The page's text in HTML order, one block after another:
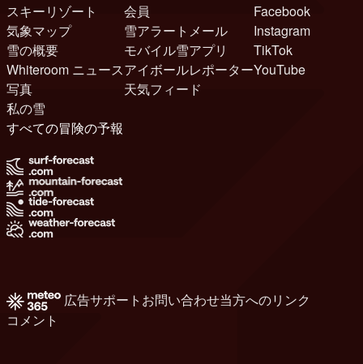
スキーリゾート
気象マップ
雪の概要
Whiteroom ニュース
写真
私の雪
会員
雪アラートメール
モバイル雪アプリ
アイボールレポーター
天気フィード
Facebook
Instagram
TikTok
YouTube
すべての冒険の予報
広告サポート お問い合わせ当方へのリンク
コメント